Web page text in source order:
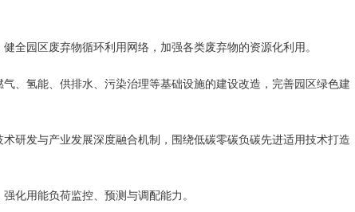
全园区废弃物循环利用网络，加强各类废弃物的资源化利用。
、氢能、供排水、污染治理等基础设施的建设改造，完善园区绿色建
研发与产业发展深度融合机制，围绕低碳零碳负碳先进适用技术打造
化用能负荷监控、预测与调配能力。